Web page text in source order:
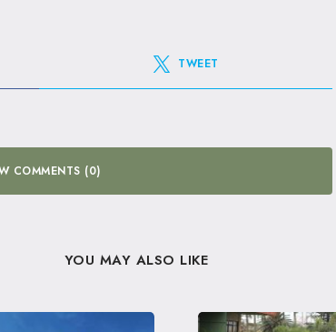
TWEET
COMMENTS (0)
YOU MAY ALSO LIKE